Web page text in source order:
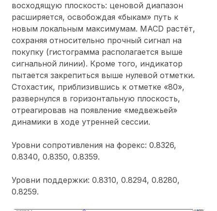
восходящую плоскость: ценовой диапазон
расширяется, освобождая «быкам» путь к
новым локальным максимумам. MACD растёт,
сохраняя относительно прочный сигнал на
покупку (гистограмма располагается выше
сигнальной линии). Кроме того, индикатор
пытается закрепиться выше нулевой отметки.
Стохастик, приблизившись к отметке «80»,
развернулся в горизонтальную плоскость,
отреагировав на появление «медвежьей»
динамики в ходе утренней сессии.
Уровни сопротивления на форекс: 0.8326,
0.8340, 0.8350, 0.8359.
Уровни поддержки: 0.8310, 0.8294, 0.8280,
0.8259.